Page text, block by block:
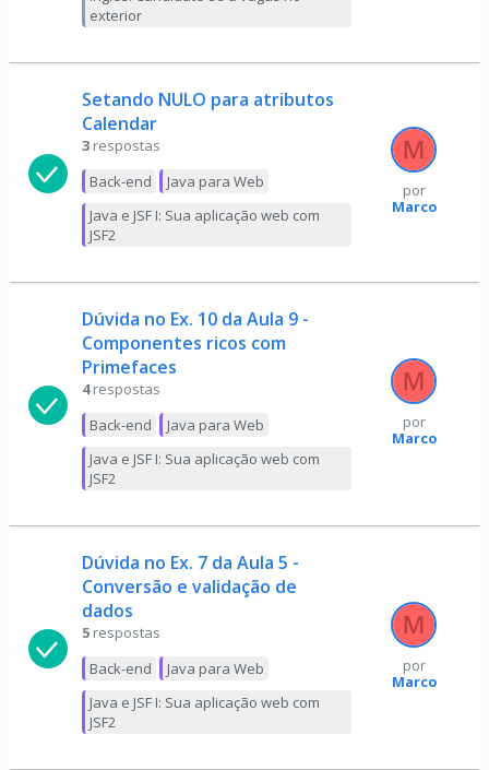
exterior
Setando NULO para atributos
Calendar
3 respostas
Back-end
Java para Web
Java e JSF I: Sua aplicação web com
JSF2
por
Marco
Dúvida no Ex. 10 da Aula 9 -
Componentes ricos com
Primefaces
4 respostas
Back-end
Java para Web
Java e JSF I: Sua aplicação web com
JSF2
por
Marco
Dúvida no Ex. 7 da Aula 5 -
Conversão e validação de
dados
5 respostas
Back-end
Java para Web
Java e JSF I: Sua aplicação web com
JSF2
por
Marco